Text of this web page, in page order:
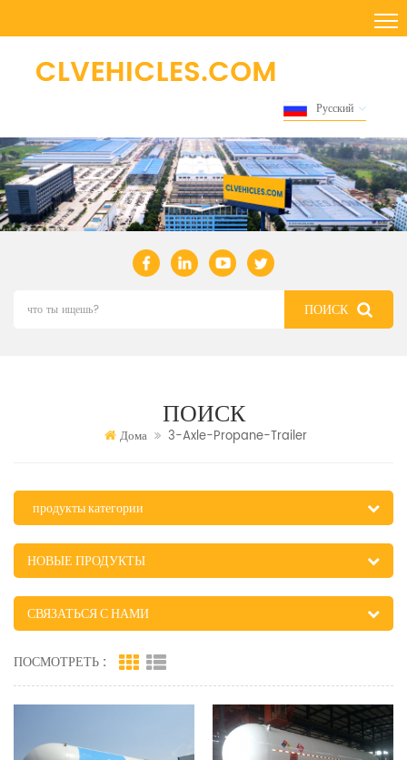
Русский
ПОИСК
Дома 3-Axle-Propane-Trailer
продукты категории
НОВЫЕ ПРОДУКТЫ
СВЯЗАТЬСЯ С НАМИ
ПОСМОТРЕТЬ :